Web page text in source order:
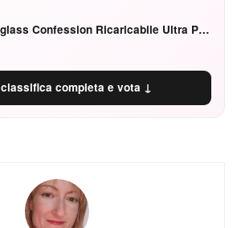
Hourglass Confession Ricaricabile Ultra Preciso Ad Alta Intensità Secretly Classic Red
completa e vota ↓